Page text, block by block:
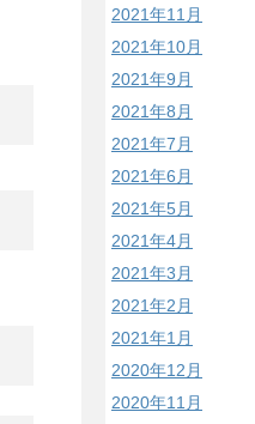
2021年11月
2021年10月
2021年9月
2021年8月
2021年7月
2021年6月
2021年5月
2021年4月
2021年3月
2021年2月
2021年1月
2020年12月
2020年11月